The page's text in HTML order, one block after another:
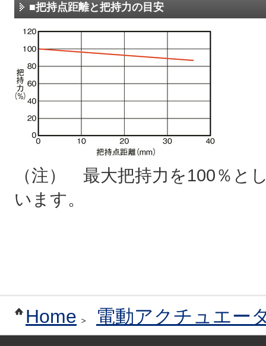
■把持点距離と把持力の目安
（注） 最大把持力を100％と
います。
Home 電動アクチュエー